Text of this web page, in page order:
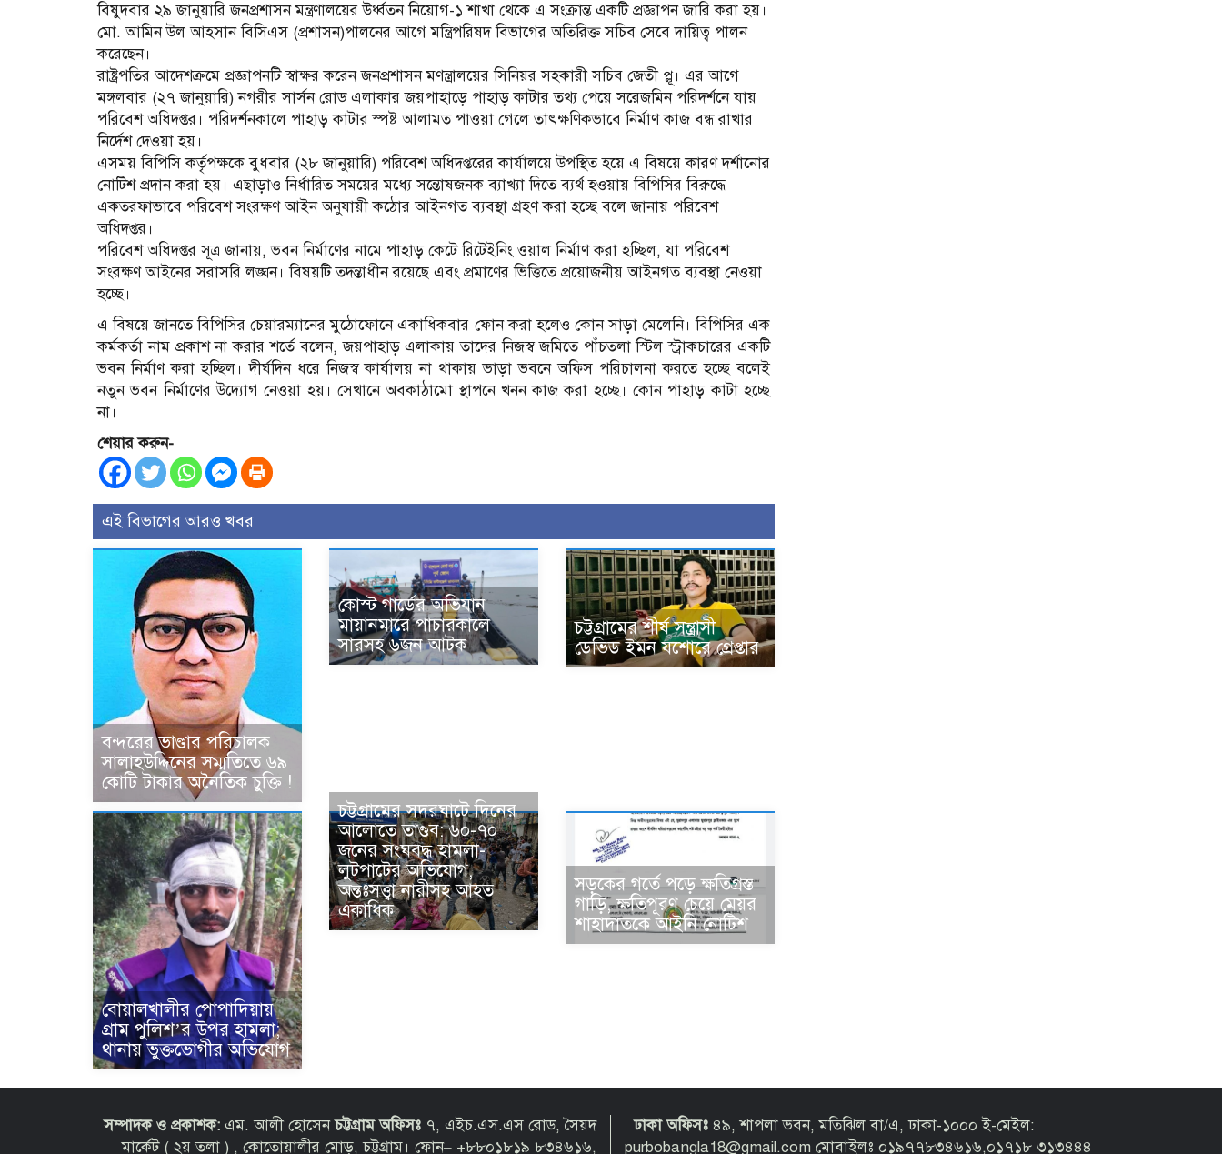
বিষুদবার ২৯ জানুয়ারি জনপ্রশাসন মন্ত্রণালয়ের উর্ধ্বতন নিয়োগ-১ শাখা থেকে এ সংক্রান্ত একটি প্রজ্ঞাপন জারি করা হয়।
মো. আমিন উল আহসান বিসিএস (প্রশাসন)পালনের আগে মন্ত্রিপরিষদ বিভাগের অতিরিক্ত সচিব সেবে দায়িত্ব পালন
করেছেন।
রাষ্ট্রপতির আদেশক্রমে প্রজ্ঞাপনটি স্বাক্ষর করেন জনপ্রশাসন মণন্ত্রালয়ের সিনিয়র সহকারী সচিব জেতী প্লূ। এর আগে
মঙ্গলবার (২৭ জানুয়ারি) নগরীর সার্সন রোড এলাকার জয়পাহাড়ে পাহাড় কাটার তথ্য পেয়ে সরেজমিন পরিদর্শনে যায়
পরিবেশ অধিদপ্তর। পরিদর্শনকালে পাহাড় কাটার স্পষ্ট আলামত পাওয়া গেলে তাৎক্ষণিকভাবে নির্মাণ কাজ বন্ধ রাখার
নির্দেশ দেওয়া হয়।
এসময় বিপিসি কর্তৃপক্ষকে বুধবার (২৮ জানুয়ারি) পরিবেশ অধিদপ্তরের কার্যালয়ে উপস্থিত হয়ে এ বিষয়ে কারণ দর্শানোর
নোটিশ প্রদান করা হয়। এছাড়াও নির্ধারিত সময়ের মধ্যে সন্তোষজনক ব্যাখ্যা দিতে ব্যর্থ হওয়ায় বিপিসির বিরুদ্ধে
একতরফাভাবে পরিবেশ সংরক্ষণ আইন অনুযায়ী কঠোর আইনগত ব্যবস্থা গ্রহণ করা হচ্ছে বলে জানায় পরিবেশ
অধিদপ্তর।
পরিবেশ অধিদপ্তর সূত্র জানায়, ভবন নির্মাণের নামে পাহাড় কেটে রিটেইনিং ওয়াল নির্মাণ করা হচ্ছিল, যা পরিবেশ
সংরক্ষণ আইনের সরাসরি লঙ্ঘন। বিষয়টি তদন্তাধীন রয়েছে এবং প্রমাণের ভিত্তিতে প্রয়োজনীয় আইনগত ব্যবস্থা নেওয়া
হচ্ছে।
এ বিষয়ে জানতে বিপিসির চেয়ারম্যানের মুঠোফোনে একাধিকবার ফোন করা হলেও কোন সাড়া মেলেনি। বিপিসির এক
কর্মকর্তা নাম প্রকাশ না করার শর্তে বলেন, জয়পাহাড় এলাকায় তাদের নিজস্ব জমিতে পাঁচতলা স্টিল স্ট্রাকচারের একটি
ভবন নির্মাণ করা হচ্ছিল। দীর্ঘদিন ধরে নিজস্ব কার্যালয় না থাকায় ভাড়া ভবনে অফিস পরিচালনা করতে হচ্ছে বলেই
নতুন ভবন নির্মাণের উদ্যোগ নেওয়া হয়। সেখানে অবকাঠামো স্থাপনে খনন কাজ করা হচ্ছে। কোন পাহাড় কাটা হচ্ছে
না।
শেয়ার করুন-
এই বিভাগের আরও খবর
বন্দরের ভাণ্ডার পরিচালক
সালাহউদ্দিনের সম্মতিতে ৬৯
কোটি টাকার অনৈতিক চুক্তি !
কোস্ট গার্ডের অভিযান
মায়ানমারে পাচারকালে
সারসহ ৬জন আটক
চট্টগ্রামের শীর্ষ সন্ত্রাসী
ডেভিড ইমন যশোরে গ্রেপ্তার
বোয়ালখালীর পোপাদিয়ায়
গ্রাম পুলিশ’র উপর হামলা;
থানায় ভুক্তভোগীর অভিযোগ
চট্টগ্রামের সদরঘাটে দিনের
আলোতে তাণ্ডব: ৬০-৭০
জনের সংঘবদ্ধ হামলা-
লুটপাটের অভিযোগ,
অন্তঃসত্ত্বা নারীসহ আহত
একাধিক
সড়কের গর্তে পড়ে ক্ষতিগ্রস্ত
গাড়ি, ক্ষতিপূরণ চেয়ে মেয়র
শাহাদাতকে আইনি নোটিশ
সম্পাদক ও প্রকাশক: এম. আলী হোসেনচট্টগ্রাম অফিসঃ ৭, এইচ.এস.এস রোড, সৈয়দ
মার্কেট ( ২য় তলা ) , কোতোয়ালীর মোড়, চট্টগ্রাম। ফোন– +৮৮০১৮১৯ ৮৩৪৬১৬,
ঢাকা অফিসঃ ৪৯, শাপলা ভবন, মতিঝিল বা/এ, ঢাকা-১০০০ ই-মেইল:
purbobangla18@gmail.com মোবাইলঃ ০১৯৭৭৮৩৪৬১৬,০১৭১৮ ৩১৩৪৪৪